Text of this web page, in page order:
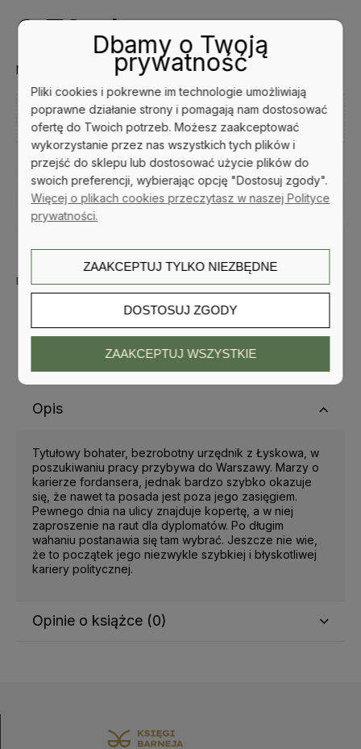
2,70 zł 3,00 zł
-10%
Najniższa cena z 30 dni przed tą promocją:
Kup i zapłać później
poleć znajomemu
Dostępność: wycofany z oferty
Opis
Tytułowy bohater, bezrobotny urzędnik z Łyskowa, w
poszukiwaniu pracy przybywa do Warszawy. Marzy o
karierze fordansera, jednak bardzo szybko okazuje
się, że nawet ta posada jest poza jego zasięgiem.
Pewnego dnia na ulicy znajduje kopertę, a w niej
zaproszenie na raut dla dyplomatów. Po długim
wahaniu postanawia się tam wybrać. Jeszcze nie wie,
że to początek jego niezwykle szybkiej i błyskotliwej
kariery politycznej.
Opinie o książce (0)
Imię lub pseudonim:
Dbamy o Twoją
prywatność
Pliki cookies i pokrewne im technologie umożliwiają
poprawne działanie strony i pomagają nam dostosować
ofertę do Twoich potrzeb. Możesz zaakceptować
wykorzystanie przez nas wszystkich tych plików i
przejść do sklepu lub dostosować użycie plików do
swoich preferencji, wybierając opcję "Dostosuj zgody".
Więcej o plikach cookies przeczytasz w naszej Polityce
prywatności.
ZAAKCEPTUJ TYLKO NIEZBĘDNE
DOSTOSUJ ZGODY
ZAAKCEPTUJ WSZYSTKIE